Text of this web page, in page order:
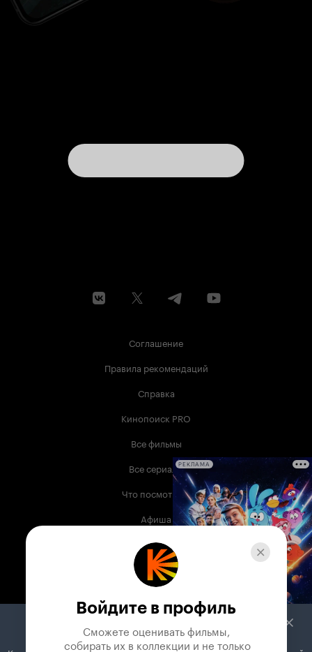
Соглашение
Правила рекомендаций
Справка
Кинопоиск PRO
Все фильмы
Все сериалы
Что посмотреть
Афиша
Музыка
Телепрограмма
Служба поддержки
РЕКЛАМА
Войдите в профиль
Сможете оценивать фильмы,
собирать их в коллекции и не только